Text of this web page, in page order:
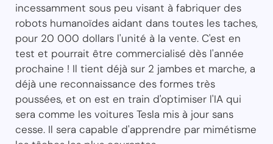
incessamment sous peu visant à fabriquer des
robots humanoïdes aidant dans toutes les taches,
pour 20 000 dollars l'unité à la vente. C'est en
test et pourrait être commercialisé dès l'année
prochaine ! Il tient déjà sur 2 jambes et marche, a
déjà une reconnaissance des formes très
poussées, et on est en train d'optimiser l'IA qui
sera comme les voitures Tesla mis à jour sans
cesse. Il sera capable d'apprendre par mimétisme